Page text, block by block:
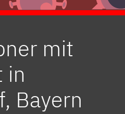
mit
in
Bayern